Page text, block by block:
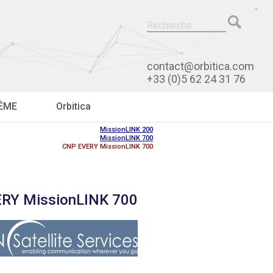
contact@orbitica.com
+33 (0)5 62 24 31 76
Orbitica
MissionLINK 200
MissionLINK 700
CNP EVERY MissionLINK 700
MissionLINK 700